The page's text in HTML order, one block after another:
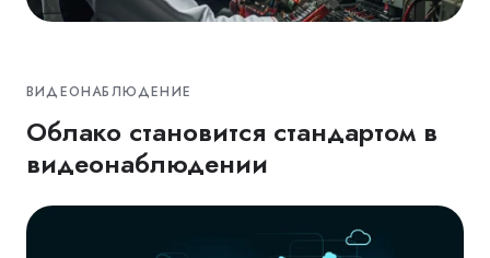
ВИДЕОНАБЛЮДЕНИЕ
Облако становится стандартом в
видеонаблюдении